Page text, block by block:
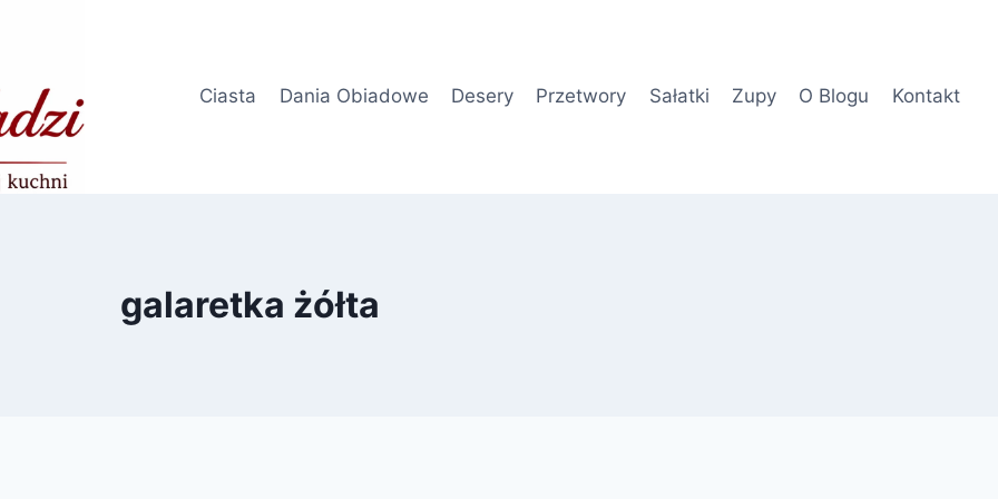
Ciasta
Dania Obiadowe Desery Przetwory Sałatki Zupy O Blogu Kontakt
galaretka żółta